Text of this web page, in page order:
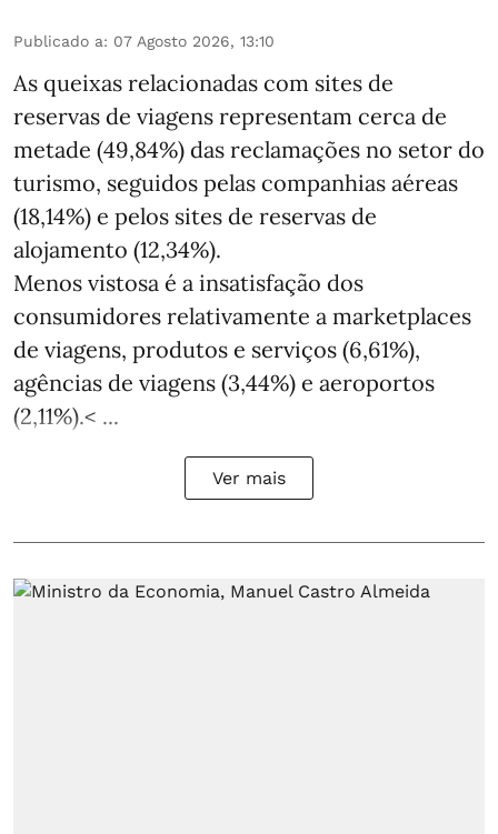
Publicado a: 07 Agosto 2026, 13:10
As queixas relacionadas com sites de
reservas de viagens representam cerca de
metade (49,84%) das reclamações no setor do
turismo, seguidos pelas companhias aéreas
(18,14%) e pelos sites de reservas de
alojamento (12,34%).
Menos vistosa é a insatisfação dos
consumidores relativamente a marketplaces
de viagens, produtos e serviços (6,61%),
agências de viagens (3,44%) e aeroportos
(2,11%).< ...
Ver mais